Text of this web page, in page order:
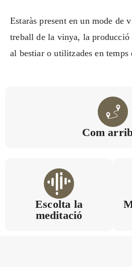
Estaràs present en un mode de
treball de la vinya, la producció
al bestiar o utilitzades en
Com
Escolta la
meditació